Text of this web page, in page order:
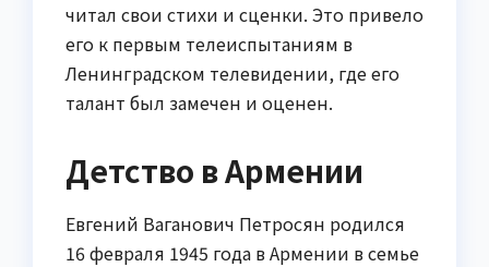
читал свои стихи и сценки. Это привело
его к первым телеиспытаниям в
Ленинградском телевидении, где его
талант был замечен и оценен.
Детство в Армении
Евгений Ваганович Петросян родился
16 февраля 1945 года в Армении в семье